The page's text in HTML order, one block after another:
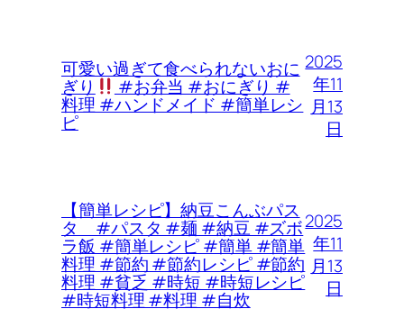
可愛い過ぎて食べられないおに
ぎり #お弁当 #おにぎり #
料理 #ハンドメイド #簡単レシ
ピ
2025
年11
月13
日
【簡単レシピ】納豆こんぶパス
タ #パスタ #麺 #納豆 #ズボ
ラ飯 #簡単レシピ #簡単 #簡単
料理 #節約 #節約レシピ #節約
料理 #貧乏 #時短 #時短レシピ
#時短料理 #料理 #自炊
2025
年11
月13
日